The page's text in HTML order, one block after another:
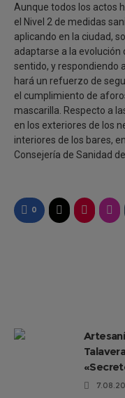
Aunque todos los actos
el Nivel 2 de medidas
aplicando en la ciudad,
adaptarse a la evolución
sentido, y respondiendo
hará un refuerzo de
el cumplimiento de
mascarilla. Respecto a
en los exteriores de los
interiores de los bares,
Consejería de Sanidad
0